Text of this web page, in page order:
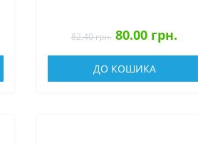
82.40 грн. 80.00 грн.
ДО КОШИКА